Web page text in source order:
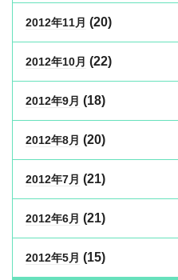
2012年11月 (20)
2012年10月 (22)
2012年9月 (18)
2012年8月 (20)
2012年7月 (21)
2012年6月 (21)
2012年5月 (15)